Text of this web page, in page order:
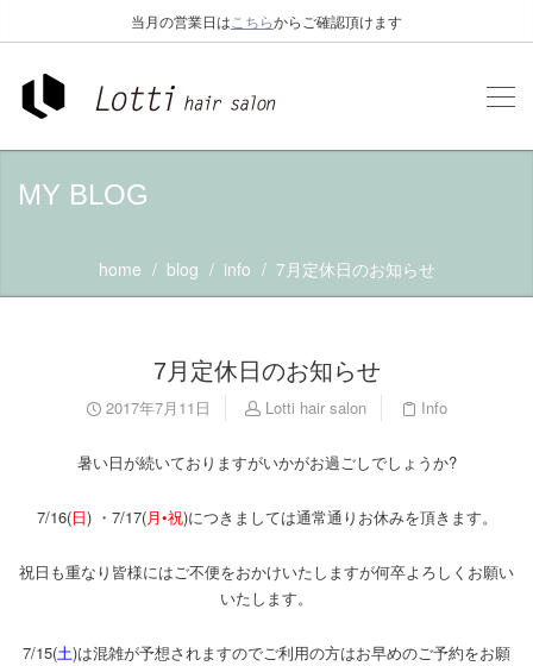
当月の営業日は こちらからご確認頂けます
MY BLOG
home blog info 7月定休日のお知らせ
7月定休日のお知らせ
2017年7月11日 Lotti hair salon Info
暑い日が続いておりますがいかがお過ごしでしょうか?
7/16(日) ・7/17(月•祝)につきましては通常通りお休みを頂きます。
祝日も重なり皆様にはご不便をおかけいたしますが何卒よろしくお願い
いたします。
7/15(土)は混雑が予想されますのでご利用の方はお早めのご予約をお願